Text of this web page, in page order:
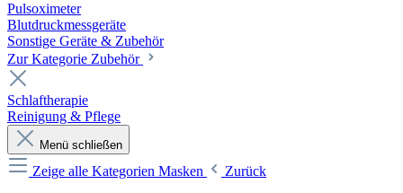
Pulsoximeter
Blutdruckmessgeräte
Sonstige Geräte & Zubehör
Zur Kategorie Zubehör
Schlaftherapie
Reinigung & Pflege
Menü schließen
Zeige alle Kategorien Masken
Zurück